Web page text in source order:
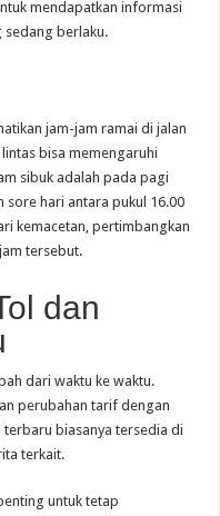
mendapatkan informasi
berlaku.
jam-jam ramai di jalan
bisa memengaruhi
sibuk adalah pada pagi
sore hari antara pukul 16.00
kemacetan, pertimbangkan
tersebut.
dan
dari waktu ke waktu.
perubahan tarif dengan
biasanya tersedia di
terkait.
untuk tetap